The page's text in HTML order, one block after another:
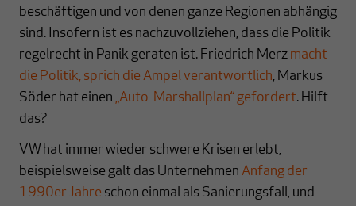
beschäftigen und von denen ganze Regionen abhängig
sind. Insofern ist es nachzuvollziehen, dass die Politik
regelrecht in Panik geraten ist. Friedrich Merz macht
die Politik, sprich die Ampel verantwortlich, Markus
Söder hat einen „Auto-Marshallplan“ gefordert. Hilft
das?
VW hat immer wieder schwere Krisen erlebt,
beispielsweise galt das Unternehmen Anfang der
1990er Jahre schon einmal als Sanierungsfall, und